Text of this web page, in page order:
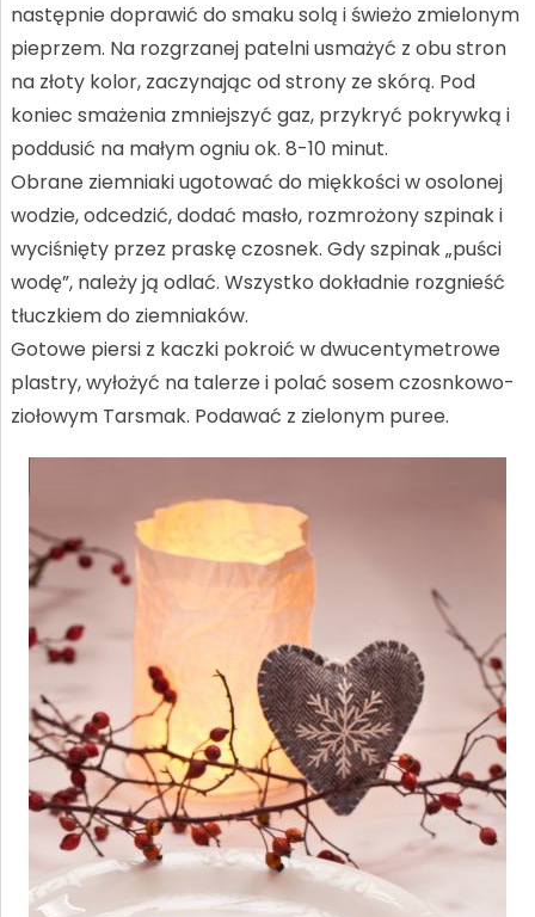
następnie doprawić do smaku solą i świeżo zmielonym
pieprzem. Na rozgrzanej patelni usmażyć z obu stron
na złoty kolor, zaczynając od strony ze skórą. Pod
koniec smażenia zmniejszyć gaz, przykryć pokrywką i
poddusić na małym ogniu ok. 8-10 minut.
Obrane ziemniaki ugotować do miękkości w osolonej
wodzie, odcedzić, dodać masło, rozmrożony szpinak i
wyciśnięty przez praskę czosnek. Gdy szpinak „puści
wodę”, należy ją odlać. Wszystko dokładnie rozgnieść
tłuczkiem do ziemniaków.
Gotowe piersi z kaczki pokroić w dwucentymetrowe
plastry, wyłożyć na talerze i polać sosem czosnkowo-
ziołowym Tarsmak. Podawać z zielonym puree.